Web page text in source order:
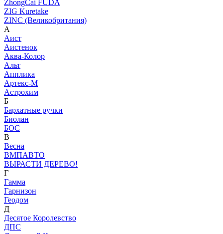
ZhongCai FUDA
ZIG Kuretake
ZINC (Великобритания)
А
Аист
Аистенок
Аква-Колор
Альт
Апплика
Артекс-М
Астрохим
Б
Бархатные ручки
Биолан
БОС
В
Весна
ВМПАВТО
ВЫРАСТИ ДЕРЕВО!
Г
Гамма
Гарнизон
Геодом
Д
Десятое Королевство
ДПС